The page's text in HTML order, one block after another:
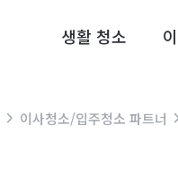
생활 청소
이사청소/입주청소 파트너